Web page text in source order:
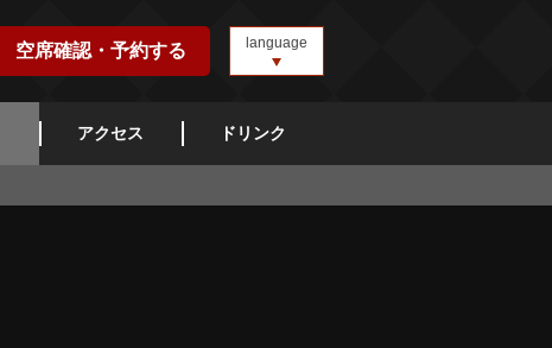
空席確認・予約する language
アクセス ドリンク